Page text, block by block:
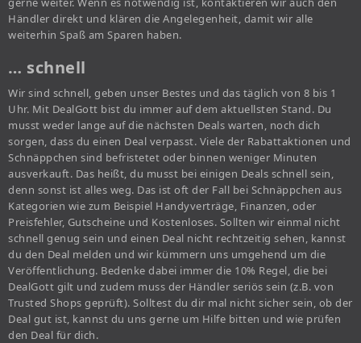
Händler direkt und klären die Angelegenheit, damit wir alle
weiterhin Spaß am Sparen haben.
… schnell
Wir sind schnell, geben unser Bestes und das täglich von 8 bis 1
Uhr. Mit DealGott bist du immer auf dem aktuellsten Stand. Du
musst weder lange auf die nächsten Deals warten, noch dich
sorgen, dass du einen Deal verpasst. Viele der Rabattaktionen und
Schnäppchen sind befristetet oder binnen weniger Minuten
ausverkauft. Das heißt, du musst bei einigen Deals schnell sein,
denn sonst ist alles weg. Das ist oft der Fall bei Schnäppchen aus
Kategorien wie zum Beispiel Handyverträge, Finanzen, oder
Preisfehler, Gutscheine und Kostenloses. Sollten wir einmal nicht
schnell genug sein und einen Deal nicht rechtzeitig sehen, kannst
du den Deal melden und wir kümmern uns umgehend um die
Veröffentlichung. Bedenke dabei immer die 10% Regel, die bei
DealGott gilt und zudem muss der Händler seriös sein (z.B. von
Trusted Shops geprüft). Solltest du dir mal nicht sicher sein, ob der
Deal gut ist, kannst du uns gerne um Hilfe bitten und wie prüfen
den Deal für dich.